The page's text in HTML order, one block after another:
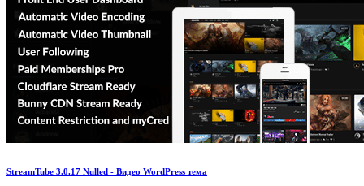
StreamTube 3.0.17 Nulled - Видео WordPress тема